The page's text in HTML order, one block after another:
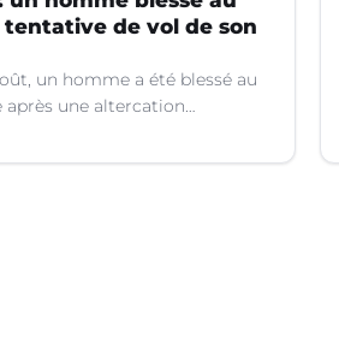
tentative de vol de son
un homme a été blessé au
après une altercation
portable à Montpellier